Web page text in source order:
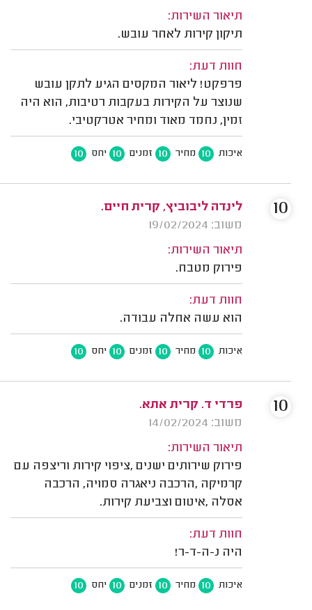
תיאור השירות:
תיקון קירות לאחר עובש.
חוות דעת:
פרפקט! ליאור המקסים הגיע לתקן עובש
שנוצר על הקירות בעקבות רטיבות, הוא היה
זמין, נחמד מאוד ומחיר אטרקטיבי.
איכות 10 מחיר 10 זמנים 10 יחס 10
לינדה ליבוביץ, קרית חיים.
משוב: 19/02/2024
תיאור השירות:
פירוק מטבח.
חוות דעת:
הוא עשה אחלה עבודה.
איכות 10 מחיר 10 זמנים 10 יחס 10
10
פרדי ד. קרית אתא.
משוב: 14/02/2024
תיאור השירות:
פירוק שירותים ישנים ,ציפוי קירות וריצפה עם
קרמיקה ,הרכבה ניאגרה סמויה, הרכבה
אסלה ,איטום וצביעת קירות.
חוות דעת:
היה נ-ה-ד-ר!
איכות 10 מחיר 10 זמנים 10 יחס 10
10